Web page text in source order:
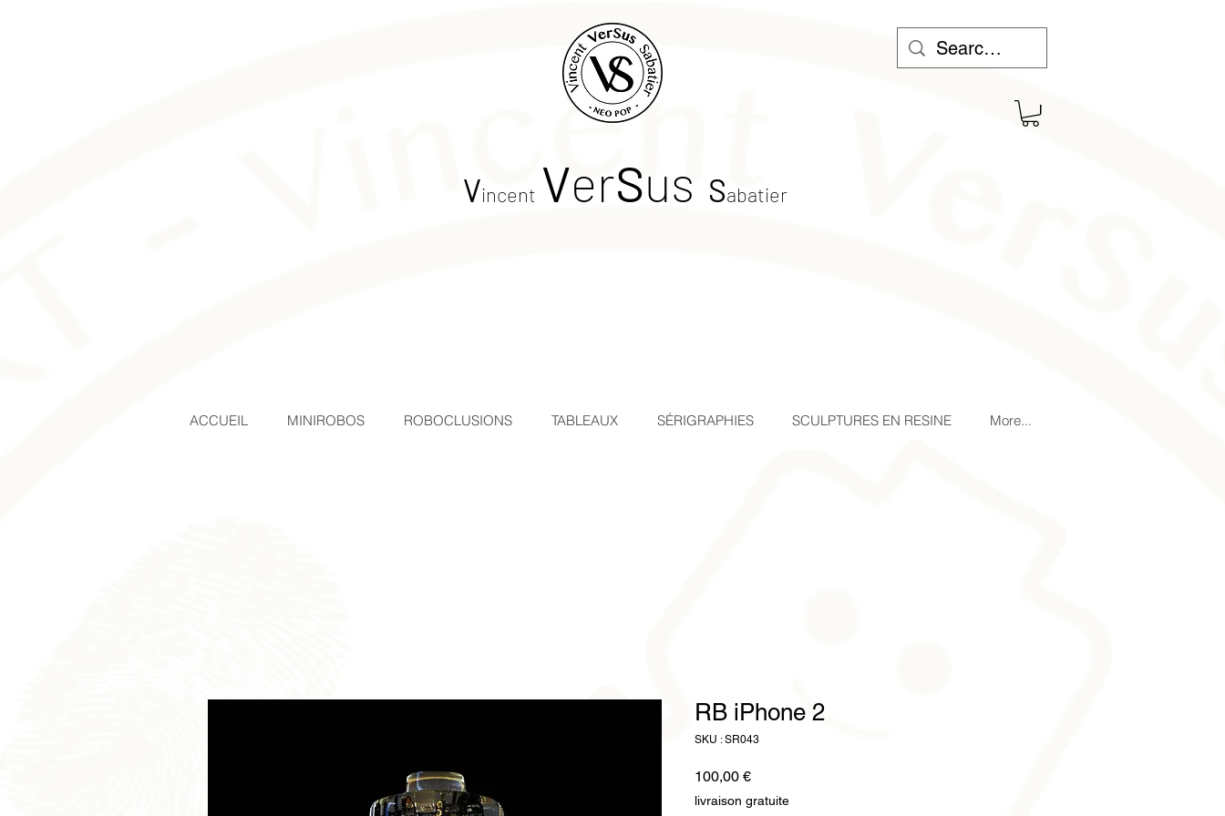
Vincent VerSus Sabatier
ACCUEIL MINIROBOS ROBOCLUSIONS TABLEAUX SÉRIGRAPHIES SCULPTURES EN RESINE More...
RB iPhone 2
SKU : SR043
100,00 €Prix
livraison gratuite